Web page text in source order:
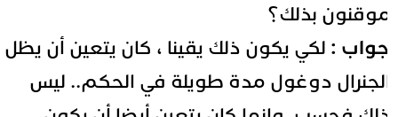
بذلك؟
: لكي يكون ذلك يقينا ، كان يتعين أن يظل
دوغول مدة طويلة في الحكم.. ليس